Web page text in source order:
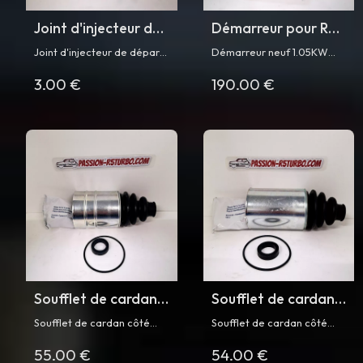
Joint d'injecteur de
départ à froid pour
Joint d'injecteur de départ
Turbo et Turbo 2
3.00 €
Démarreur pour R5
Turbo
Démarreur neuf 1.05KW
Turbo et Turbo 2
190.00 €
Soufflet de cardan
côté boîte de
Turbo
Soufflet de cardan côté
Renault 5 Turbo et Turbo 2
55.00 €
Soufflet de cardan
côté roue pour R5
Soufflet de cardan côté
et Turbo 2
54.00 €